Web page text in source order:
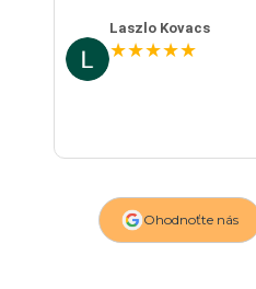
Laszlo Kovacs
★★★★★
Ohodnoťte nás